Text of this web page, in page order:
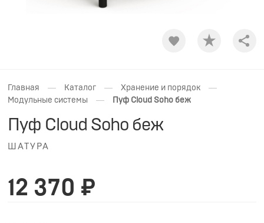
Главная — Каталог — Хранение и порядок —
Модульные системы — Пуф Cloud Soho беж
Пуф Cloud Soho беж
ШАТУРА
12 370 ₽